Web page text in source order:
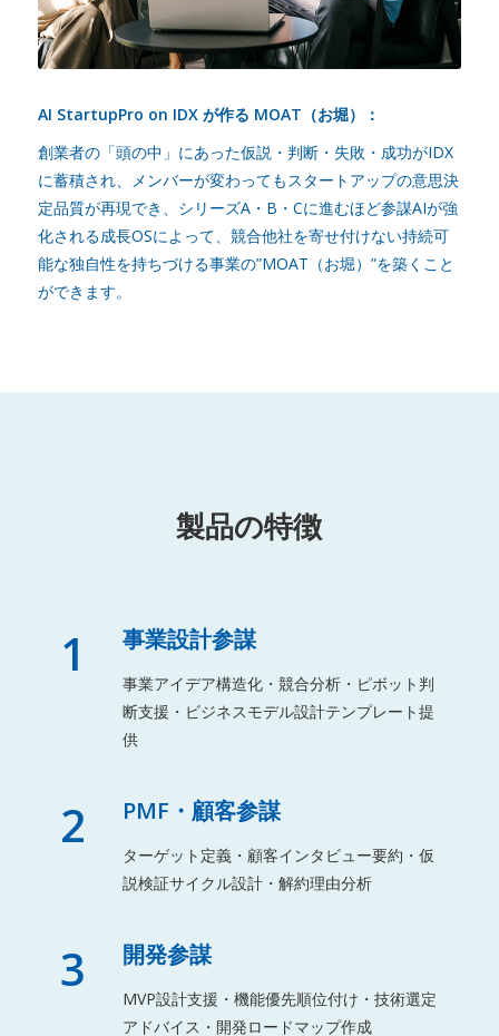
AI StartupPro on IDX が作る MOAT（お堀）：
創業者の「頭の中」にあった仮説・判断・失敗・成功がIDX
に蓄積され、メンバーが変わってもスタートアップの意思決
定品質が再現でき、シリーズA・B・Cに進むほど参謀AIが強
化される成長OSによって、競合他社を寄せ付けない持続可
能な独自性を持ちづける事業の”MOAT（お堀）”を築くこと
ができます。
製品の特徴
1 事業設計参謀
事業アイデア構造化・競合分析・ピボット判
断支援・ビジネスモデル設計テンプレート提
供
2 PMF・顧客参謀
ターゲット定義・顧客インタビュー要約・仮
説検証サイクル設計・解約理由分析
3 開発参謀
MVP設計支援・機能優先順位付け・技術選定
アドバイス・開発ロードマップ作成